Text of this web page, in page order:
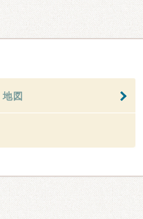
地図